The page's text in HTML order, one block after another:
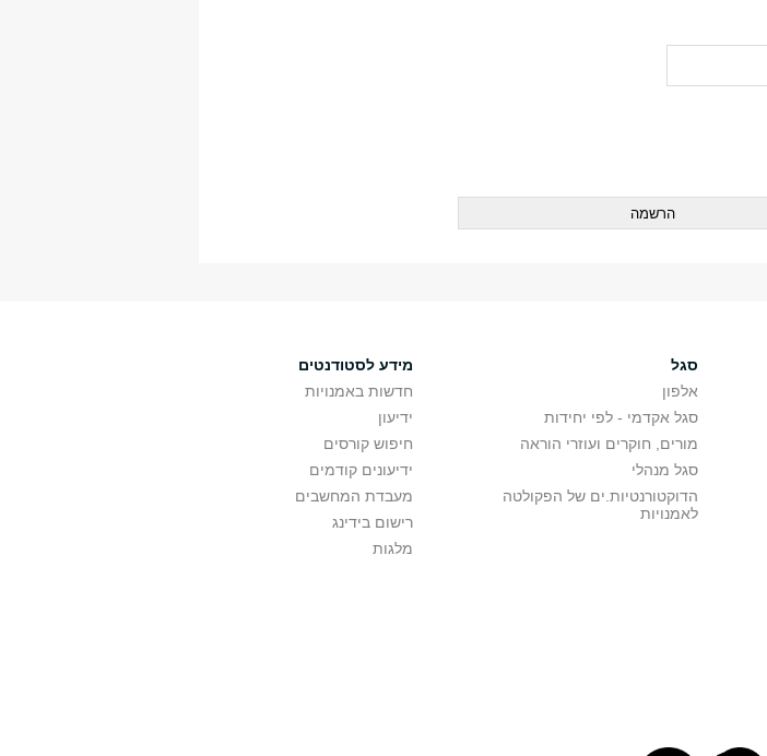
סגל
אלפון
סגל אקדמי - לפי יחידות
מורים, חוקרים ועוזרי הוראה
סגל מנהלי
הדוקטורנטיות.ים של הפקולטה
לאמנויות
מידע לסטודנטים
חדשות באמנויות
ידיעון
חיפוש קורסים
ידיעונים קודמים
מעבדת המחשבים
רישום בידינג
מלגות